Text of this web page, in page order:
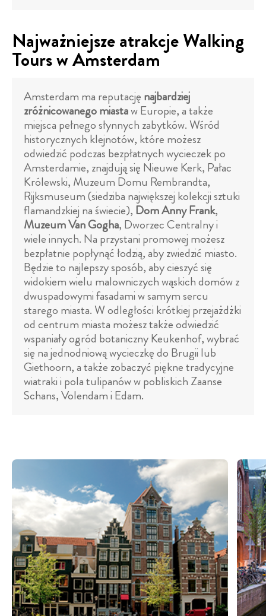
Najważniejsze atrakcje Walking
Tours w Amsterdam
Amsterdam ma reputację najbardziej
zróżnicowanego miastaw Europie, a także
miejsca pełnego słynnych zabytków. Wśród
historycznych klejnotów, które możesz
odwiedzić podczas bezpłatnych wycieczek po
Amsterdamie, znajdują się Nieuwe Kerk, Pałac
Królewski, Muzeum Domu Rembrandta,
Rijksmuseum (siedziba największej kolekcji sztuki
flamandzkiej na świecie), Dom Anny Frank,
Muzeum Van Gogha, Dworzec Centralny i
wiele innych. Na przystani promowej możesz
bezpłatnie popłynąć łodzią, aby zwiedzić miasto.
Będzie to najlepszy sposób, aby cieszyć się
widokiem wielu malowniczych wąskich domów z
dwuspadowymi fasadami w samym sercu
starego miasta. W odległości krótkiej przejażdżki
od centrum miasta możesz także odwiedzić
wspaniały ogród botaniczny Keukenhof, wybrać
się na jednodniową wycieczkę do Brugii lub
Giethoorn, a także zobaczyć piękne tradycyjne
wiatraki i pola tulipanów w pobliskich Zaanse
Schans, Volendam i Edam.